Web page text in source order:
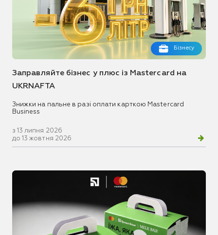
Бізнесу
Заправляйте бізнес у плюс із Mastercard на
UKRNAFTA
Знижки на пальне в разі оплати карткою Mastercard
Business
з 13 липня 2026
до 13 жовтня 2026